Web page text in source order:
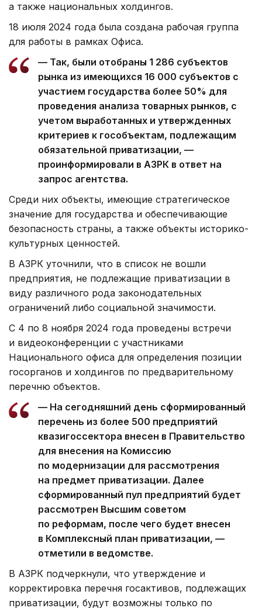
а также национальных холдингов.
18 июля 2024 года была создана рабочая группа
для работы в рамках Офиса.
— Так, были отобраны 1 286 субъектов
рынка из имеющихся 16 000 субъектов с
участием государства более 50% для
проведения анализа товарных рынков, с
учетом выработанных и утвержденных
критериев к гособъектам, подлежащим
обязательной приватизации, —
проинформировали в АЗРК в ответ на
запрос агентства.
Среди них объекты, имеющие стратегическое
значение для государства и обеспечивающие
безопасность страны, а также объекты историко-
культурных ценностей.
В АЗРК уточнили, что в список не вошли
предприятия, не подлежащие приватизации в
виду различного рода законодательных
ограничений либо социальной значимости.
С 4 по 8 ноября 2024 года проведены встречи
и видеоконференции с участниками
Национального офиса для определения позиции
госорганов и холдингов по предварительному
перечню объектов.
— На сегодняшний день сформированный
перечень из более 500 предприятий
квазигоссектора внесен в Правительство
для внесения на Комиссию
по модернизации для рассмотрения
на предмет приватизации. Далее
сформированный пул предприятий будет
рассмотрен Высшим советом
по реформам, после чего будет внесен
в Комплексный план приватизации, —
отметили в ведомстве.
В АЗРК подчеркнули, что утверждение и
корректировка перечня госактивов, подлежащих
приватизации, будут возможны только по